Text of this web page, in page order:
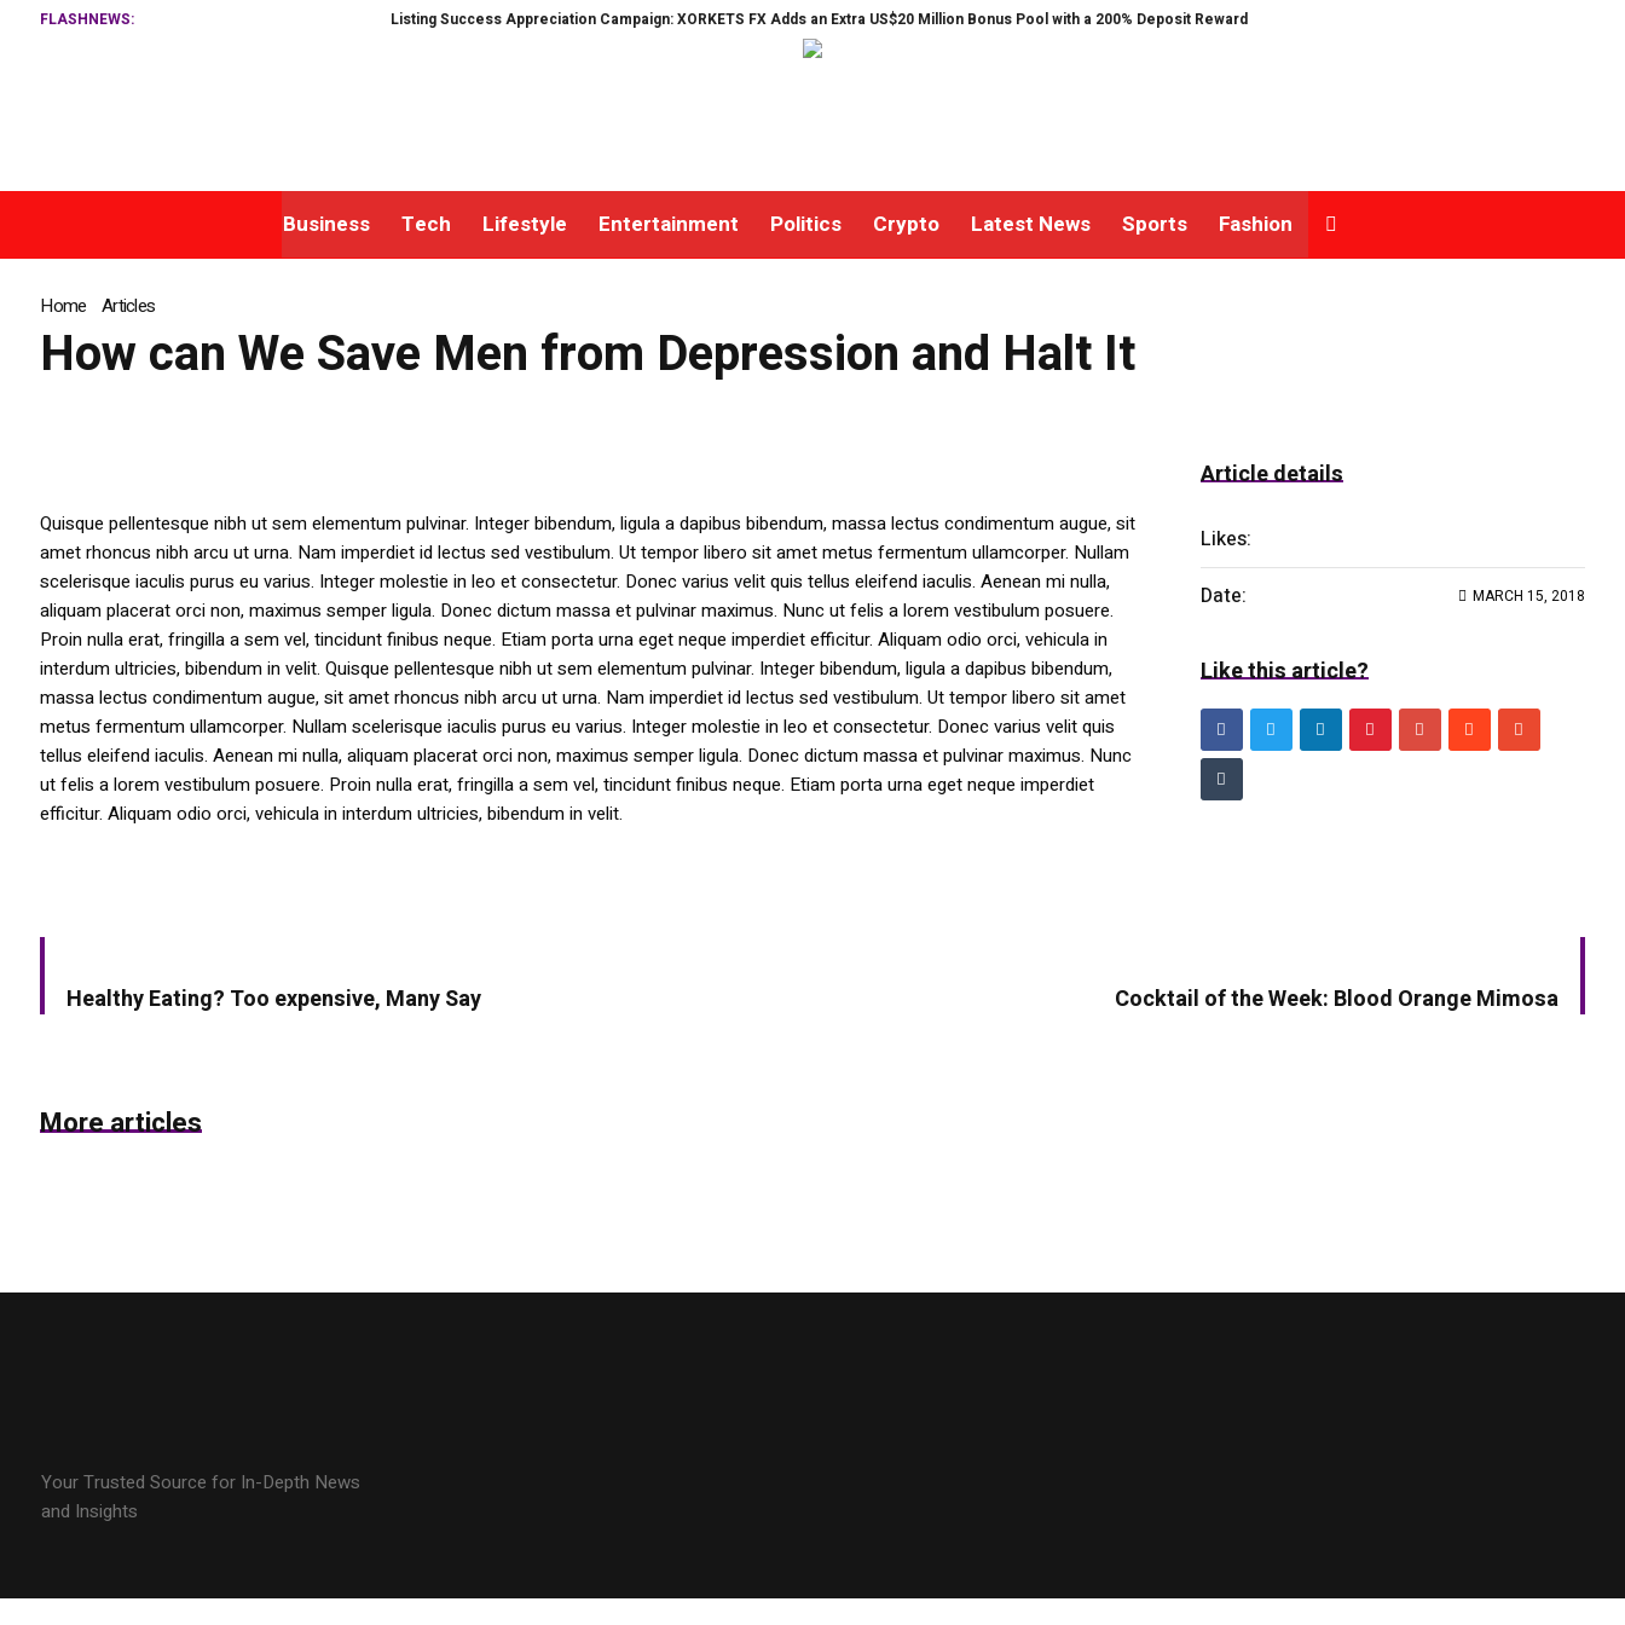
FLASHNEWS: Listing Success Appreciation Campaign: XORKETS FX Adds an Extra US$20 Million Bonus Pool with a 200% Deposit Reward ORCA AI Agent Secures USD 7 Million in Series A
Business Tech Lifestyle Entertainment Politics Crypto Latest News Sports Fashion
Home »Articles
How can We Save Men from Depression and Halt It
Quisque pellentesque nibh ut sem elementum pulvinar. Integer bibendum, ligula a dapibus bibendum, massa lectus condimentum augue, sit
amet rhoncus nibh arcu ut urna. Nam imperdiet id lectus sed vestibulum. Ut tempor libero sit amet metus fermentum ullamcorper. Nullam
scelerisque iaculis purus eu varius. Integer molestie in leo et consectetur. Donec varius velit quis tellus eleifend iaculis. Aenean mi nulla,
aliquam placerat orci non, maximus semper ligula. Donec dictum massa et pulvinar maximus. Nunc ut felis a lorem vestibulum posuere.
Proin nulla erat, fringilla a sem vel, tincidunt finibus neque. Etiam porta urna eget neque imperdiet efficitur. Aliquam odio orci, vehicula in
interdum ultricies, bibendum in velit. Quisque pellentesque nibh ut sem elementum pulvinar. Integer bibendum, ligula a dapibus bibendum,
massa lectus condimentum augue, sit amet rhoncus nibh arcu ut urna. Nam imperdiet id lectus sed vestibulum. Ut tempor libero sit amet
metus fermentum ullamcorper. Nullam scelerisque iaculis purus eu varius. Integer molestie in leo et consectetur. Donec varius velit quis
tellus eleifend iaculis. Aenean mi nulla, aliquam placerat orci non, maximus semper ligula. Donec dictum massa et pulvinar maximus. Nunc
ut felis a lorem vestibulum posuere. Proin nulla erat, fringilla a sem vel, tincidunt finibus neque. Etiam porta urna eget neque imperdiet
efficitur. Aliquam odio orci, vehicula in interdum ultricies, bibendum in velit.
Article details
Likes:
Date: MARCH 15, 2018
Like this article?
Healthy Eating? Too expensive, Many Say Cocktail of the Week: Blood Orange Mimosa
More articles
Your Trusted Source for In-Depth News
and Insights